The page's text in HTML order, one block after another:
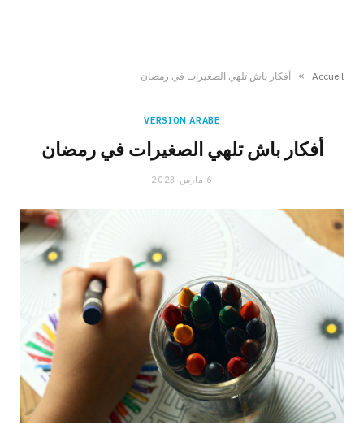
Accueil
» أفكار باش تلهي الصغيرات في رمضان
VERSION ARABE
أفكار باش تلهي الصغيرات في رمضان
6 مارس 2023